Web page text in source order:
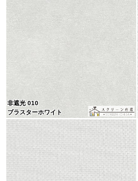
非遮光 010
ブラスターホワイト